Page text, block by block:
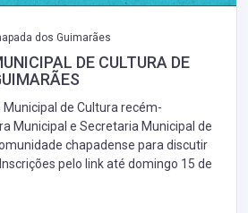
dos Guimarães
DE CULTURA DE
Municipal de Cultura recém-
Municipal e Secretaria Municipal de
chapadense para discutir
pelo link até domingo 15 de